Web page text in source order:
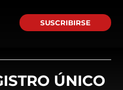
SUSCRIBIRSE
ÚNICO